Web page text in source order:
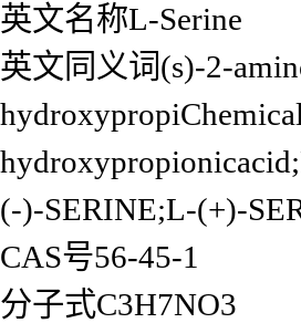
英文名称L-Serine
英文同义词(s)-2-
(-)-SERINE;L-(+)-
CAS号56-45-1
分子式C3H7NO3